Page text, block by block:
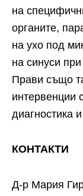
на
органите,
на ухо под
на синуси
Прави също
интервенции
диагностика
КОНТАКТИ
Д-р Мария